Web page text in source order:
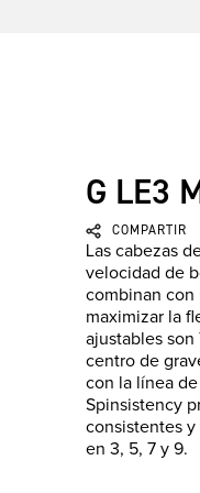
G LE3
COMPARTIR
Las cabezas
velocidad de
combinan con
maximizar la
ajustables son
centro de
con la línea
Spinsistency
consistentes y
en 3, 5, 7 y 9.